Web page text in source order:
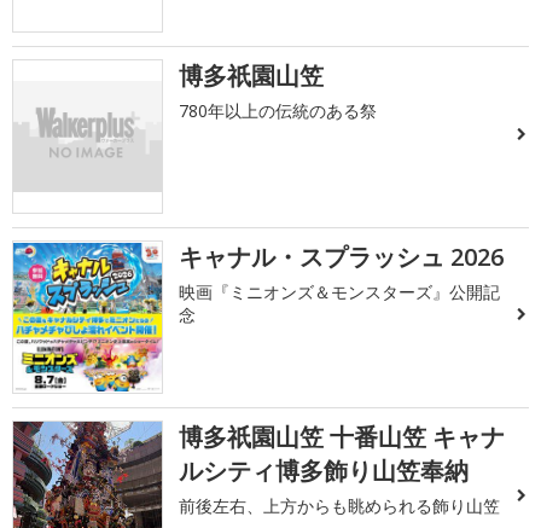
博多祇園山笠
780年以上の伝統のある祭
キャナル・スプラッシュ 2026
映画『ミニオンズ＆モンスターズ』公開記
念
博多祇園山笠 十番山笠 キャナ
ルシティ博多飾り山笠奉納
前後左右、上方からも眺められる飾り山笠